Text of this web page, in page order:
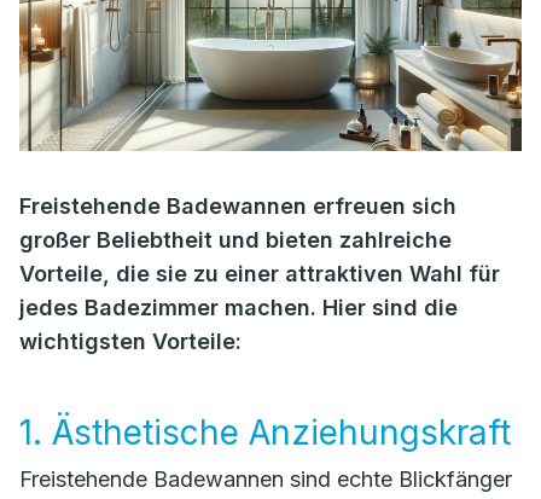
Freistehende Badewannen erfreuen sich
großer Beliebtheit und bieten zahlreiche
Vorteile, die sie zu einer attraktiven Wahl für
jedes Badezimmer machen. Hier sind die
wichtigsten Vorteile:
1. Ästhetische Anziehungskraft
Freistehende Badewannen sind echte Blickfänger